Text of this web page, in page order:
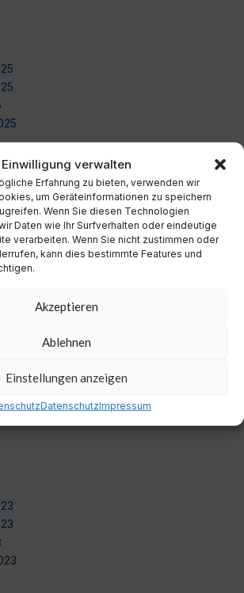
Einwilligung verwalten
Erfahrung zu bieten, verwenden wir
um Geräteinformationen zu speichern
Wenn Sie diesen Technologien
Daten wie Ihr Surfverhalten oder eindeutige
verarbeiten. Wenn Sie nicht zustimmen oder
kann dies bestimmte Features und
Akzeptieren
Ablehnen
Einstellungen anzeigen
DatenschutzImpressum